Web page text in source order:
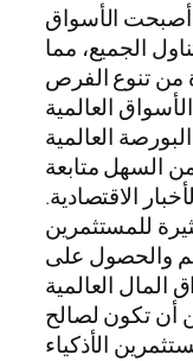
أصبحت الأسواق
الجميع، مما
من تنوع الفرص
العالمية
العالمية
السهل متابعة
الاقتصادية.
للمستثمرين
والحصول على
العالمية
أن تكون لصالح